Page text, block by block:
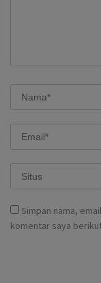
Simpan nama,
komentar saya